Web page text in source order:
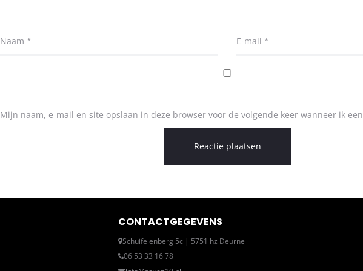
Naam * E-mail *
Mijn naam, e-mail en site opslaan in deze browser voor de volgende keer wanneer ik
CONTACTGEGEVENS
Schuifelenberg 5c | 5751 hz Deurne
06 53 33 16 78